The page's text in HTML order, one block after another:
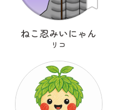
ねこ忍みいにゃん
リコ